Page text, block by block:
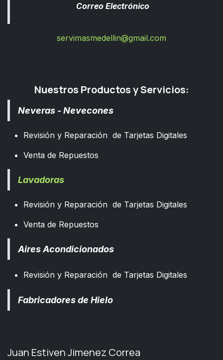
Correo Electrónico
servimasmedellin@gmail.com
Nuestros Productos y Servicios:
Neveras - Nevecones
Revisión y Reparación de Tarjetas Digitales
Venta de Repuestos
Lavadoras
Revisión y Reparación de Tarjetas Digitales
Venta de Repuestos
Aires Acondicionados
Revisión y Reparación de Tarjetas Digitales
Fabricadores de Hielo
Juan Estiven Jimenez Correa